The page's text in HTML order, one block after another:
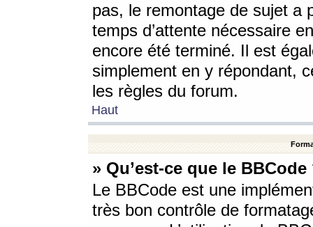
pas, le remontage de sujet a
temps d’attente nécessaire
encore été terminé. Il est
simplement en y répondant,
les règles du forum.
Haut
» Qu’est-ce que le BBCode
Le BBCode est une
très bon contrôle de